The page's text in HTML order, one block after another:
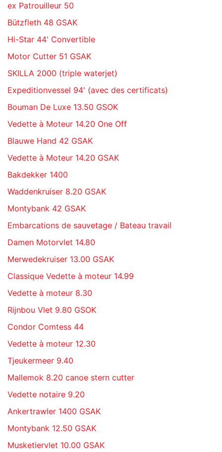
ex Patrouilleur 50
Bützfleth 48 GSAK
Hi-Star 44' Convertible
Motor Cutter 51 GSAK
SKILLA 2000 (triple waterjet)
Expeditionvessel 94' (avec des certificats)
Bouman De Luxe 13.50 GSOK
Vedette à Moteur 14.20 One Off
Blauwe Hand 42 GSAK
Vedette à Moteur 14.20 GSAK
Bakdekker 1400
Waddenkruiser 8.20 GSAK
Montybank 42 GSAK
Embarcations de sauvetage / Bateau travail
Damen Motorvlet 14.80
Merwedekruiser 13.00 GSAK
Classique Vedette à moteur 14.99
Vedette à moteur 8.30
Rijnbou Vlet 9.80 GSOK
Condor Comtess 44
Vedette à moteur 12.30
Tjeukermeer 9.40
Mallemok 8.20 canoe stern cutter
Vedette notaire 9.20
Ankertrawler 1400 GSAK
Montybank 12.50 GSAK
Musketiervlet 10.00 GSAK